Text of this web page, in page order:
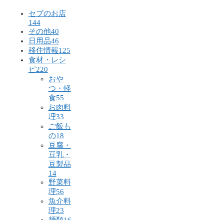
セブのお店
144
その他40
日用品46
移住情報125
食材・レシ
ピ220
おや
つ・軽
食55
お肉料
理33
ご飯も
の18
豆腐・
豆乳・
豆製品
14
野菜料
理56
魚介料
理23